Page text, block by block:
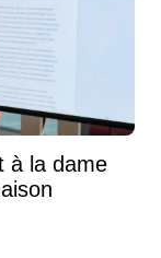
à la dame